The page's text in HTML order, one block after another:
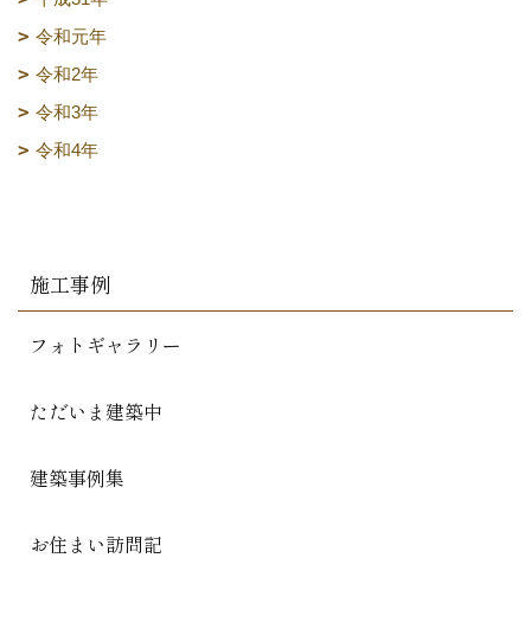
令和元年
令和2年
令和3年
令和4年
施工事例
フォトギャラリー
ただいま建築中
建築事例集
お住まい訪問記